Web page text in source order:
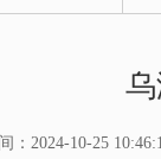
：2024-10-25